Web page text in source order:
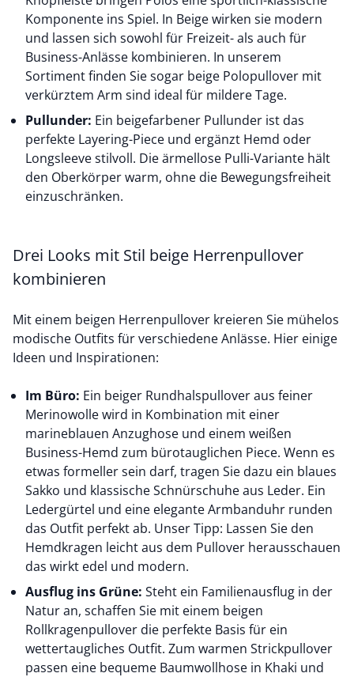
Komponente ins Spiel. In Beige wirken sie modern
und lassen sich sowohl für Freizeit- als auch für
Business-Anlässe kombinieren. In unserem
Sortiment finden Sie sogar beige Polopullover mit
verkürztem Arm sind ideal für mildere Tage.
Pullunder: Ein beigefarbener Pullunder ist das
perfekte Layering-Piece und ergänzt Hemd oder
Longsleeve stilvoll. Die ärmellose Pulli-Variante hält
den Oberkörper warm, ohne die Bewegungsfreiheit
einzuschränken.
Drei Looks mit Stil beige Herrenpullover
kombinieren
Mit einem beigen Herrenpullover kreieren Sie mühelos
modische Outfits für verschiedene Anlässe. Hier einige
Ideen und Inspirationen:
Im Büro: Ein beiger Rundhalspullover aus feiner
Merinowolle wird in Kombination mit einer
marineblauen Anzughose und einem weißen
Business-Hemd zum bürotauglichen Piece. Wenn es
etwas formeller sein darf, tragen Sie dazu ein blaues
Sakko und klassische Schnürschuhe aus Leder. Ein
Ledergürtel und eine elegante Armbanduhr runden
das Outfit perfekt ab. Unser Tipp: Lassen Sie den
Hemdkragen leicht aus dem Pullover herausschauen
das wirkt edel und modern.
Ausflug ins Grüne: Steht ein Familienausflug in der
Natur an, schaffen Sie mit einem beigen
Rollkragenpullover die perfekte Basis für ein
wettertaugliches Outfit. Zum warmen Strickpullover
passen eine bequeme Baumwollhose in Khaki und